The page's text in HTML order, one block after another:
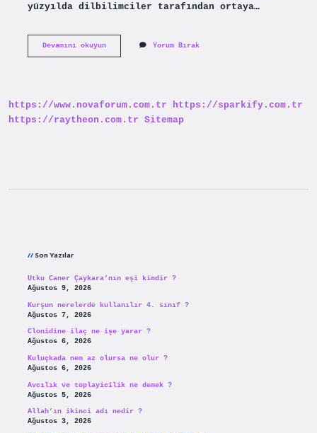
yüzyılda dilbilimciler tarafından ortaya…
Devamını okuyunMorfoloji
Yorum Bırak
https://www.novaforum.com.tr
https://sparkify.com.tr
https://raytheon.com.tr Sitemap
Son Yazılar
Utku Caner Çaykara’nın eşi kimdir ?
Ağustos 9, 2026
Kurşun nerelerde kullanılır 4. sınıf ?
Ağustos 7, 2026
Clonidine ilaç ne işe yarar ?
Ağustos 6, 2026
Kuluçkada nem az olursa ne olur ?
Ağustos 6, 2026
Avcılık ve toplayicilik ne demek ?
Ağustos 5, 2026
Allah’ın ikinci adı nedir ?
Ağustos 3, 2026